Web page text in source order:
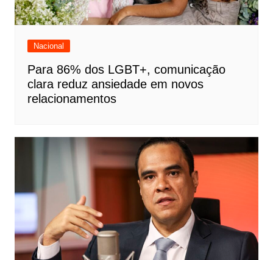
Nacional
Para 86% dos LGBT+, comunicação
clara reduz ansiedade em novos
relacionamentos